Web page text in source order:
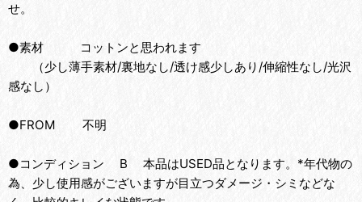
せ。
●素材 コットンと思われます
（少し薄手素材/裏地なし/透け感少しあり/伸縮性なし/光沢
感なし）
●FROM 不明
●コンディション B 本品はUSED品となります。*年代物の
為、少し使用感がございますが目立つダメージ・シミなどな